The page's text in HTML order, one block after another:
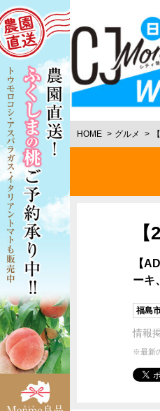
HOME グルメ
【
ーキ
福島
情報
※最新